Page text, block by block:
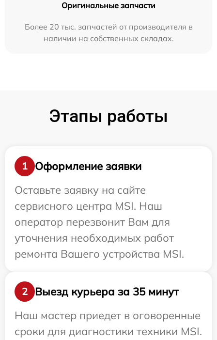
Оригинальные запчасти
Более 20 тыс. запчастей от производителя в
наличии на собственных складах.
Этапы работы
1
Оформление заявки
Оставьте заявку на сайте
сервисного центра MSI. Наш
оператор перезвонит Вам для
уточнения необходимых работ
ремонта Вашего устройства MSI.
2
Выезд курьера за 35 минут
Наш мастер приедет в оговоренные
сроки для диагностики техники MSI.